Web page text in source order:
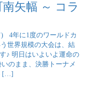
南矢幅 ～ コラ
4年に1度のワールドカ
世界規模の大会は、結
♪ 明日はいよいよ運命の
のまま、決勝トーナメ
[…]